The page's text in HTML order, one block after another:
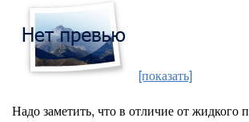
[показать]
Надо заметить, что в отличие от жидкого